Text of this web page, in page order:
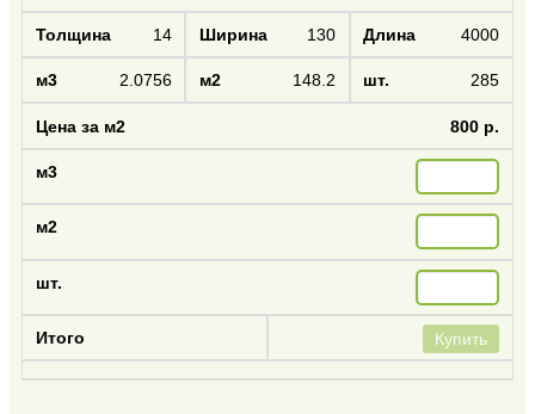
14 130 4000
2.0756 148.2 285
800 р.
Купить